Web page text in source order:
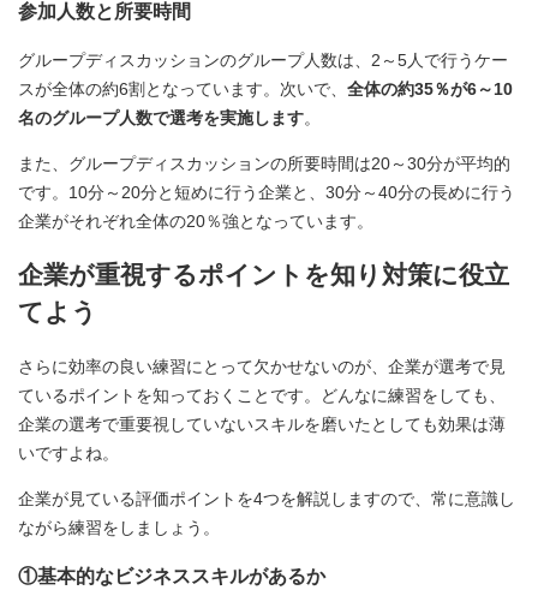
参加人数と所要時間
グループディスカッションのグループ人数は、2～5人で行うケー
スが全体の約6割となっています。次いで、 全体の約35％が6～10
名のグループ人数で選考を実施します。
また、グループディスカッションの所要時間は20～30分が平均的
です。10分～20分と短めに行う企業と、30分～40分の長めに行う
企業がそれぞれ全体の20％強となっています。
企業が重視するポイントを知り対策に役立
てよう
さらに効率の良い練習にとって欠かせないのが、企業が選考で見
ているポイントを知っておくことです。どんなに練習をしても、
企業の選考で重要視していないスキルを磨いたとしても効果は薄
いですよね。
企業が見ている評価ポイントを4つを解説しますので、常に意識し
ながら練習をしましょう。
①基本的なビジネススキルがあるか